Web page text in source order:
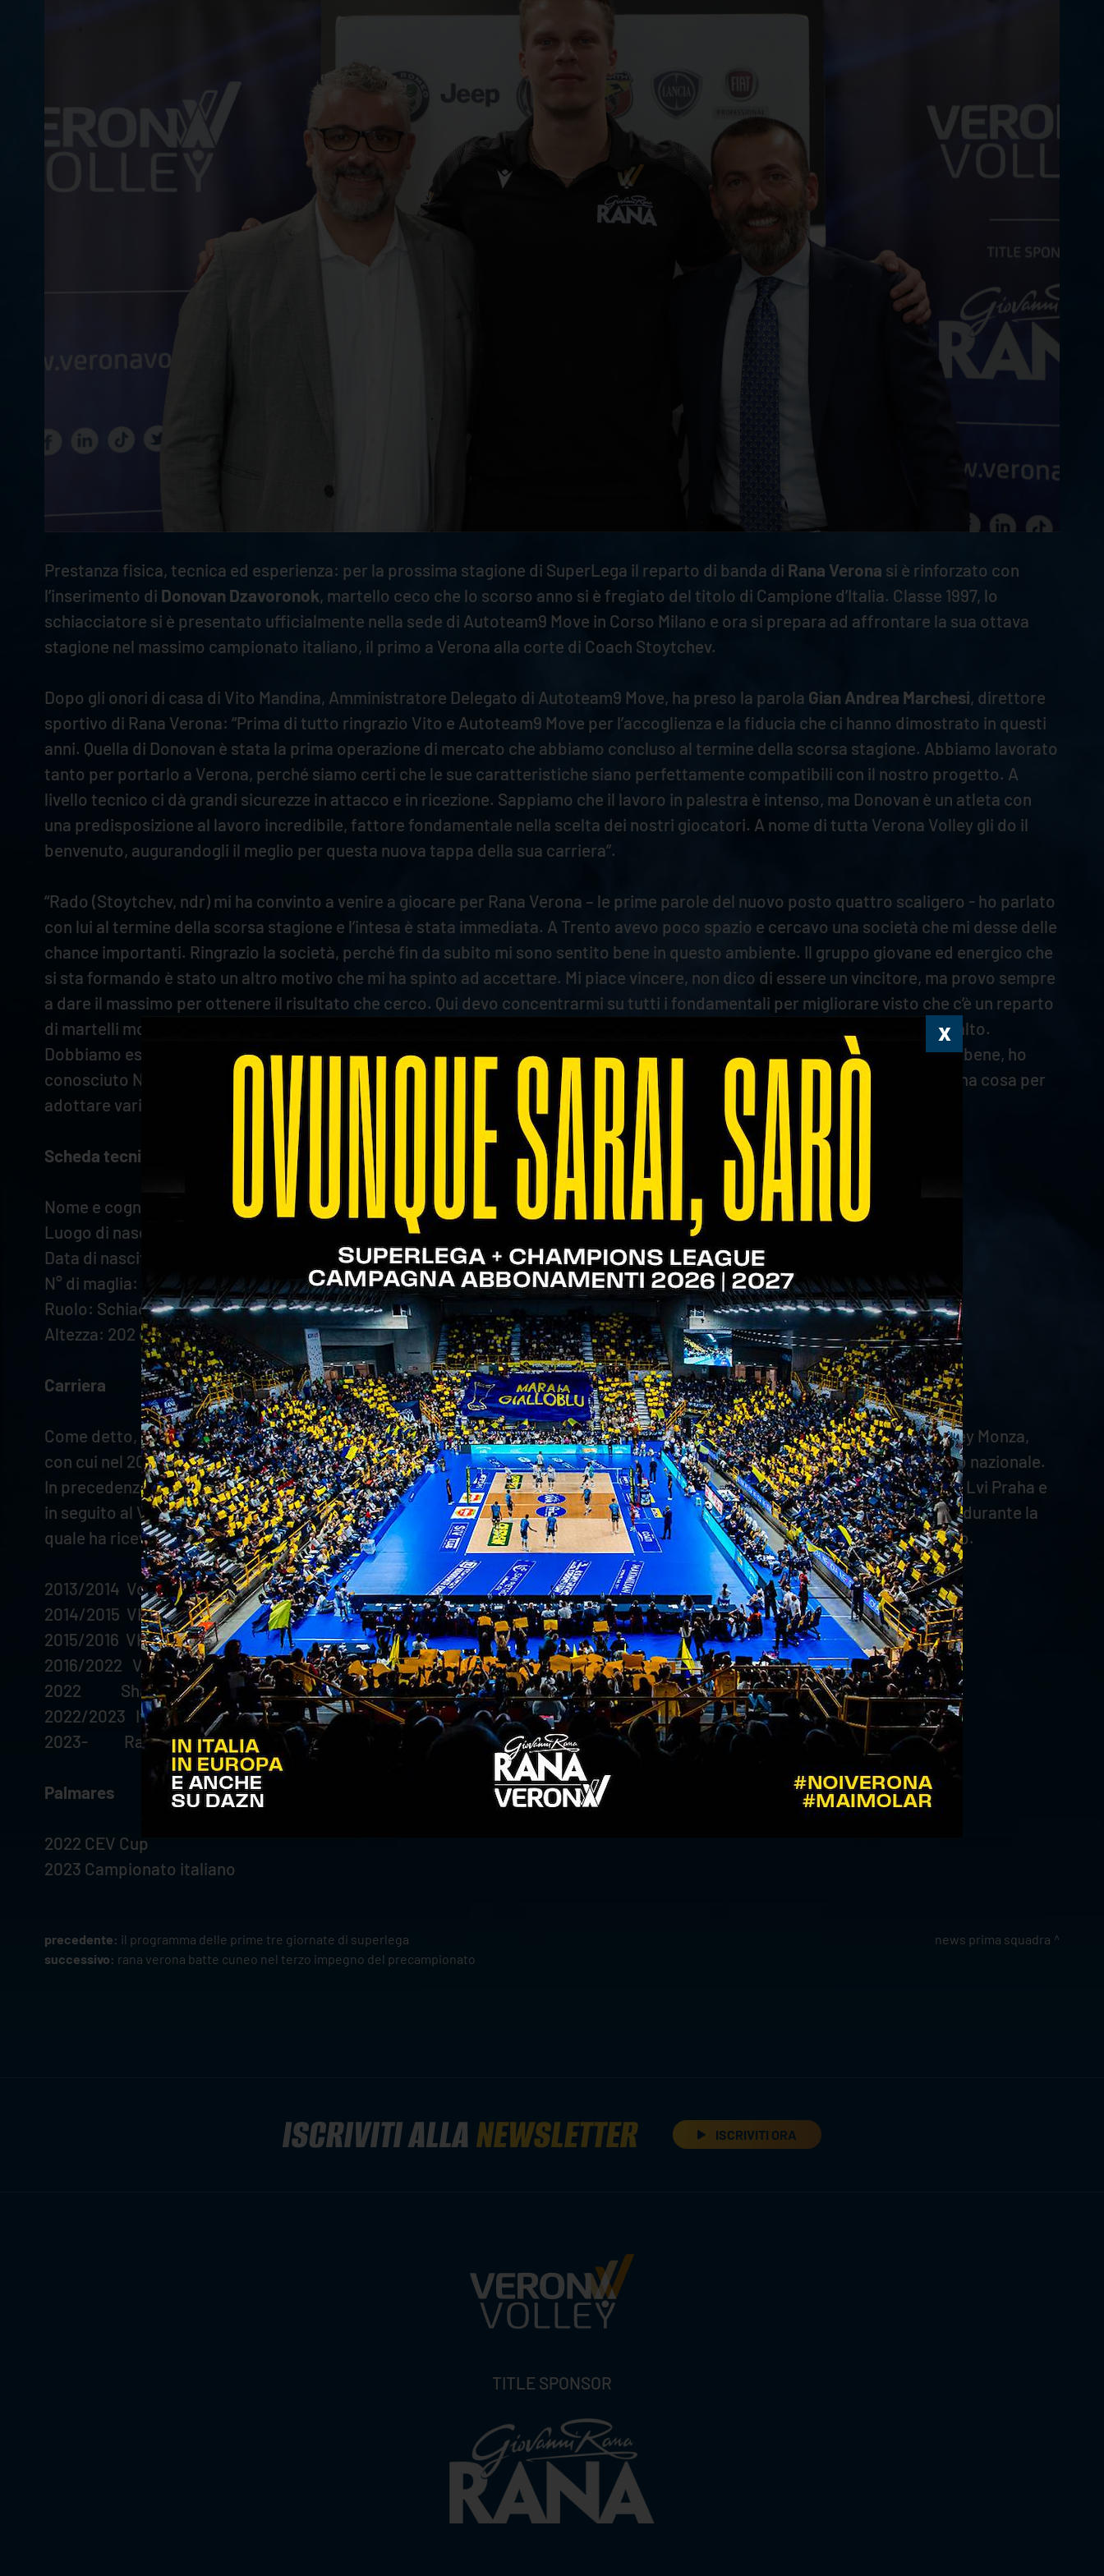
Prestanza fisica, tecnica ed esperienza: per la prossima stagione di SuperLega il reparto di banda di Rana Verona si è rinforzato con
l’inserimento di Donovan Dzavoronok, martello ceco che lo scorso anno si è fregiato del titolo di Campione d’Italia. Classe 1997, lo
schiacciatore si è presentato ufficialmente nella sede di Autoteam9 Move in Corso Milano e ora si prepara ad affrontare la sua ottava
stagione nel massimo campionato italiano, il primo a Verona alla corte di Coach Stoytchev.
Dopo gli onori di casa di Vito Mandina, Amministratore Delegato di Autoteam9 Move, ha preso la parola Gian Andrea Marchesi, direttore
sportivo di Rana Verona: “Prima di tutto ringrazio Vito e Autoteam9 Move per l’accoglienza e la fiducia che ci hanno dimostrato in questi
anni. Quella di Donovan è stata la prima operazione di mercato che abbiamo concluso al termine della scorsa stagione. Abbiamo lavorato
tanto per portarlo a Verona, perché siamo certi che le sue caratteristiche siano perfettamente compatibili con il nostro progetto. A
livello tecnico ci dà grandi sicurezze in attacco e in ricezione. Sappiamo che il lavoro in palestra è intenso, ma Donovan è un atleta con
una predisposizione al lavoro incredibile, fattore fondamentale nella scelta dei nostri giocatori. A nome di tutta Verona Volley gli do il
benvenuto, augurandogli il meglio per questa nuova tappa della sua carriera”.
“Rado (Stoytchev, ndr) mi ha convinto a venire a giocare per Rana Verona – le prime parole del nuovo posto quattro scaligero - ho parlato
con lui al termine della scorsa stagione e l’intesa è stata immediata. A Trento avevo poco spazio e cercavo una società che mi desse delle
chance importanti. Ringrazio la società, perché fin da subito mi sono sentito bene in questo ambiente. Il gruppo giovane ed energico che
si sta formando è stato un altro motivo che mi ha spinto ad accettare. Mi piace vincere, non dico di essere un vincitore, ma provo sempre
a dare il massimo per ottenere il risultato che cerco. Qui devo concentrarmi su tutti i fondamentali per migliorare visto che c’è un reparto
di martelli molto forti. Aspettative? Bisogna pensare partita dopo partita perché il livello del campionato italiano è sempre alto.
Dobbiamo essere sempre focalizzati su quello che dobbiamo fare e non pensare a dove arrivare. Con i palleggiatori mi trovo bene, ho
conosciuto Nikola al primo anno a Monza, ma anche con Luca c’è una buona affinità. Hanno uno stile diverso, il che è una buona cosa per
adottare varie soluzioni. Negli anni scorsi ho giocato con leggende come Kaziyski e Grozer, da cui ho imparato tanto”.
Scheda tecnica
Nome e cognome: Donovan Džavoronok
Luogo di nascita: Brno (Repubblica Ceca)
Data di nascita: 23/07/1997
N° di maglia: 4
Ruolo: Schiacciatore
Altezza: 202 cm
Carriera
Come detto, Donovan Džavoronok è ormai un veterano della SuperLega: dal 2016 al 2022 ha vestito la maglia della Vero Volley Monza,
con cui nel 2021 ha sollevato la CEV Cup, per poi passare all’Itas Trentino nella stagione 2022/23, dove ha conquistato il titolo nazionale.
In precedenza, lo schiacciatore ceco ha mosso i primi passi in patria con la casacca del Volejbal Brno, prima di passare al VK Lvi Praha e
in seguito al VK CEZ Karlovarsko. Con la propria Nazionale ha vinto una medaglia d’argento all’European Golden League 2018 durante la
quale ha ricevuto il premio di miglior schiacciatore. Nello stesso anno, si è classificato al secondo posto nella Challenger Cup.
2013/2014 Volejbal Brno (CZE)
2014/2015 VK Lvi Praha (CZE)
2015/2016 VK CEZ Karlovarsko (CZE)
2016/2022 Vero Volley Monza (SuperLega)
2022 Shahdab Yazd
2022/2023 Itas Trentino
2023- Rana Verona
Palmares
2022 CEV Cup
2023 Campionato italiano
precedente: il programma delle prime tre giornate di superlega
successivo: rana verona batte cuneo nel terzo impegno del precampionato
news prima squadra
ISCRIVITI ALLANEWSLETTER ISCRIVITI ORA
TITLE SPONSOR